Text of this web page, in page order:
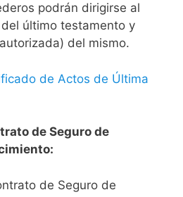
podrán dirigirse al
último testamento y
del mismo.
de Actos de Última
de Seguro de
de Seguro de